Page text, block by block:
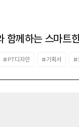
함께하는 스마트
#PT디자인 #기획서 #